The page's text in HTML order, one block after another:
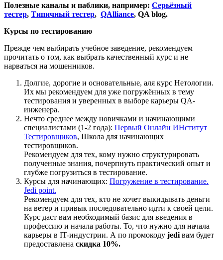
Полезные каналы и паблики, например: Серьёзный
тестер, Типичный тестер, QAlliance, QA blog.
Курсы по тестированию
Прежде чем выбирать учебное заведение, рекомендуем
прочитать о том, как выбрать качественный курс и не
нарваться на мошенников.
Долгие, дорогие и основательные, аля курс Нетологии.
Их мы рекомендуем для уже погружённых в тему
тестирования и уверенных в выборе карьеры QA-
инженера.
Нечто среднее между новичками и начинающими
специалистами (1-2 года): Первый Онлайн ИНститут
Тестировщиков, Школа для начинающих
тестировщиков.
Рекомендуем для тех, кому нужно структурировать
полученные знания, почерпнуть практический опыт и
глубже погрузиться в тестирование.
Курсы для начинающих: Погружение в тестирование.
Jedi point.
Рекомендуем для тех, кто не хочет выкидывать деньги
на ветер и привык последовательно идти к своей цели.
Курс даст вам необходимый базис для введения в
профессию и начала работы. То, что нужно для начала
карьеры в IT-индустрии. А по промокоду jedi вам будет
предоставлена скидка 10%.